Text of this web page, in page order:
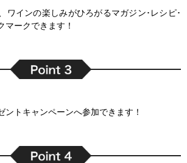
ワインの楽しみがひろがるマガジン･レシピ･
マークできます！
ントキャンペーンへ参加できます！